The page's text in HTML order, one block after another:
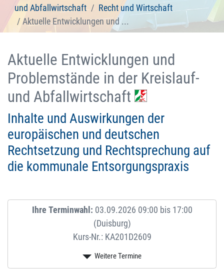
und Abfallwirtschaft
Recht und Wirtschaft
Aktuelle Entwicklungen und ...
Aktuelle Entwicklungen und
Problemstände in der Kreislauf-
und Abfallwirtschaft
Inhalte und Auswirkungen der
europäischen und deutschen
Rechtsetzung und Rechtsprechung auf
die kommunale Entsorgungspraxis
Ihre Terminwahl: 03.09.2026 09:00 bis 17:00
(Duisburg)
Kurs-Nr.: KA201D2609